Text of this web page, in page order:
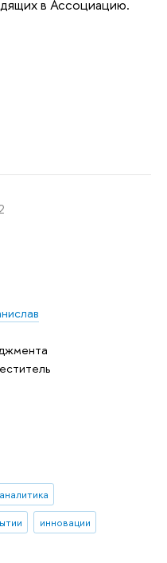
в Ассоциацию.
инновации